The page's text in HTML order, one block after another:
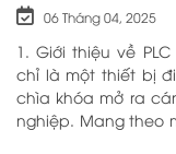
06 Tháng 04, 2025
1. Giới thiệu về PLC Omron CJ1W
chỉ là một thiết bị
chìa khóa mở ra
nghiệp. Mang theo